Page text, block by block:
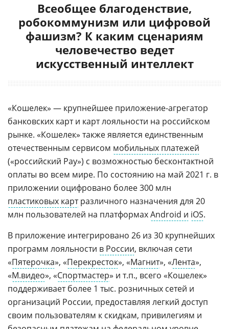
Всеобщее благоденствие,
робокоммунизм или цифровой
фашизм? К каким сценариям
человечество ведет
искусственный интеллект
«Кошелек» — крупнейшее приложение-агрегатор
банковских карт и карт лояльности на российском
рынке. «Кошелек» также является единственным
отечественным сервисом мобильных платежей
(«российский Pay») с возможностью бесконтактной
оплаты во всем мире. По состоянию на май 2021 г. в
приложении оцифровано более 300 млн
пластиковых картразличного назначения для 20
млн пользователей на платформахAndroid и iOS.
В приложение интегрировано 26 из 30 крупнейших
программ лояльности в России, включая сети
«Пятерочка», «Перекресток», «Магнит», «Лента»,
«М.видео», «Спортмастер» и т.п., всего «Кошелек»
поддерживает более 1 тыс. розничных сетей и
организаций России, предоставляя легкий доступ
своим пользователям к скидкам, привилегиям и